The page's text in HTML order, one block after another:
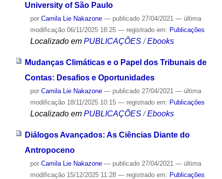
University of São Paulo
por Camila Lie Nakazone — publicado27/04/2021 — última
modificação06/11/2025 18:25 — registrado em: Publicações
Localizado em PUBLICAÇÕES /Ebooks
Mudanças Climáticas e o Papel dos Tribunais de
Contas: Desafios e Oportunidades
por Camila Lie Nakazone — publicado27/04/2021 — última
modificação18/11/2025 10:15 — registrado em: Publicações
Localizado em PUBLICAÇÕES /Ebooks
Diálogos Avançados: As Ciências Diante do
Antropoceno
por Camila Lie Nakazone — publicado27/04/2021 — última
modificação15/12/2025 11:28 — registrado em: Publicações